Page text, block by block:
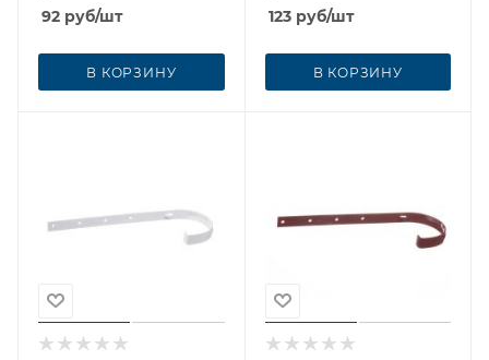
92 руб/шт
В КОРЗИНУ
123руб/шт
В КОРЗИНУ